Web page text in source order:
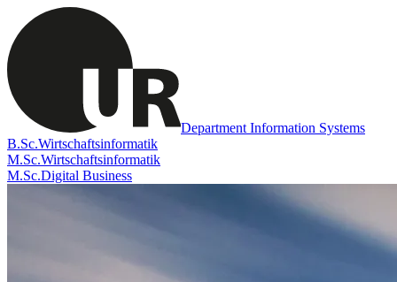
Department Information Systems
B.Sc.Wirtschaftsinformatik
M.Sc.Wirtschaftsinformatik
M.Sc.Digital Business